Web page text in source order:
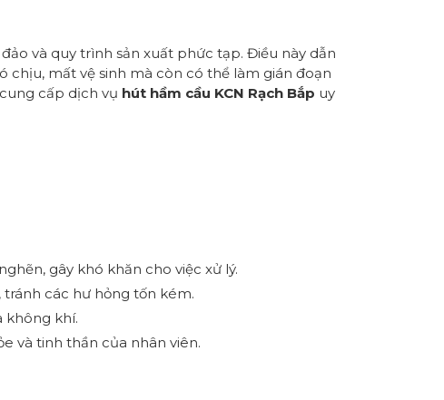
và quy trình sản xuất phức tạp. Điều này dẫn
chịu, mất vệ sinh mà còn có thể làm gián đoạn
cấp dịch vụ hút hầm cầu KCN Rạch Bắp uy
gây khó khăn cho việc xử lý.
các hư hỏng tốn kém.
không khí.
và tinh thần của nhân viên.